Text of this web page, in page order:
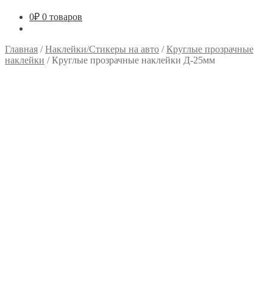
0₽ 0 товаров
Главная /Наклейки/Стикеры на авто /Круглые прозрачные
наклейки /Круглые прозрачные наклейки Д-25мм